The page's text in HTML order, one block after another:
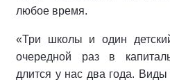
любое время.
«Три школы и один
очередной раз в
длится у нас два года.